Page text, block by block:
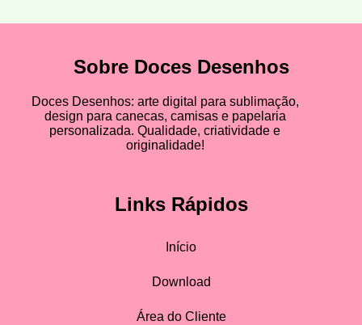
Sobre Doces Desenhos
Doces Desenhos: arte digital para sublimação,
design para canecas, camisas e papelaria
personalizada. Qualidade, criatividade e
originalidade!
Links Rápidos
Início
Download
Área do Cliente